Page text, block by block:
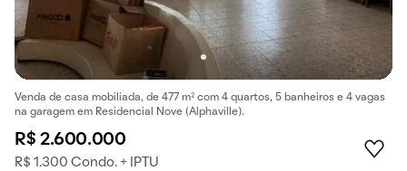
Venda de casa mobiliada, de 477 m² com 4 quartos, 5 banheiros e 4 vagas
na garagem em Residencial Nove (Alphaville).
R$ 2.600.000
R$ 1.300 Condo. + IPTU